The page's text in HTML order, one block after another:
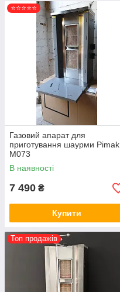
⭐⭐⭐⭐⭐
Газовий апарат для
приготування шаурми Pimak
М073
В наявності
7 490 ₴
Купити
Топ продажів